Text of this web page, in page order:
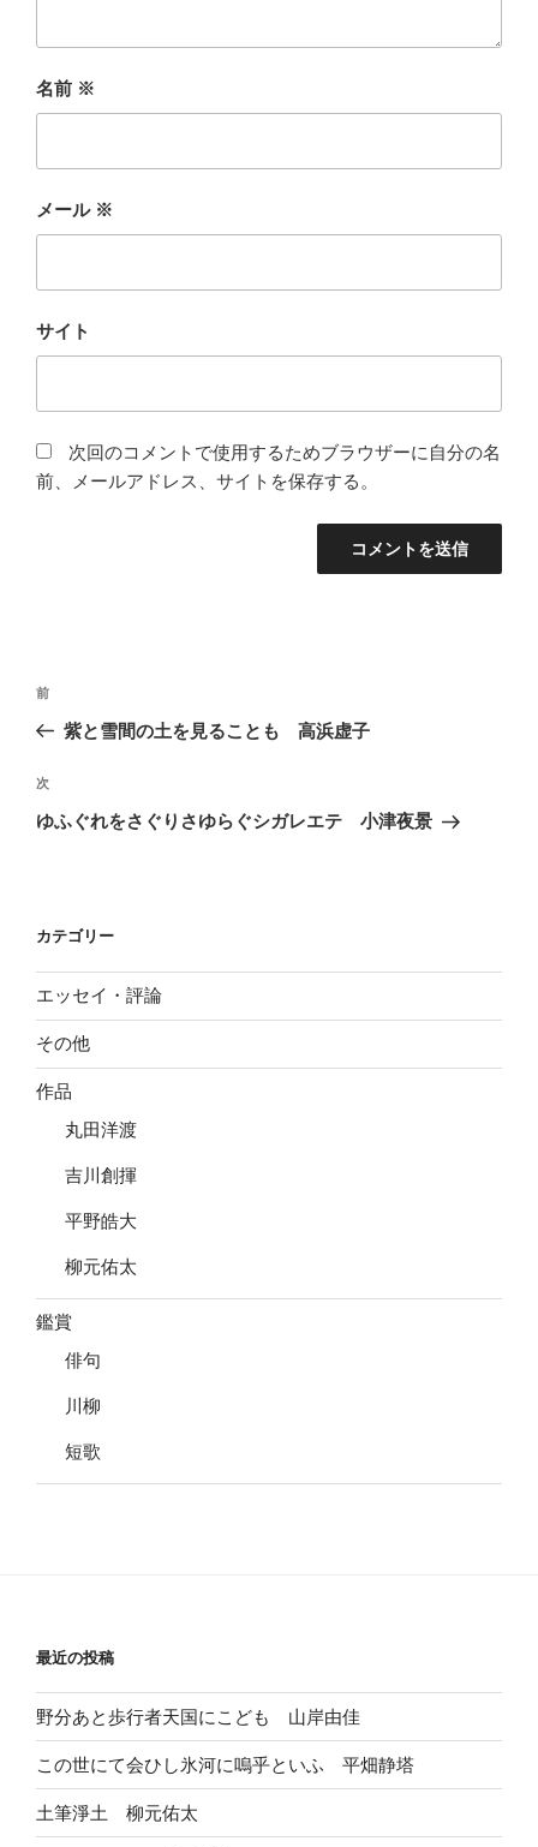
名前 ※
メール ※
サイト
次回のコメントで使用するためブラウザーに自分の名
前、メールアドレス、サイトを保存する。
投
ビ
ゲ
ン
前
の
稿
前
紫と雪間の土を見ることも 高浜虚子
次
の
次
ゆふぐれをさぐりさゆらぐシガレエテ 小津夜景
カテゴリー
エッセイ・評論
その他
作品
丸田洋渡
吉川創揮
平野皓大
柳元佑太
鑑賞
俳句
川柳
短歌
最近の投稿
野分あと歩行者天国にこども 山岸由佳
この世にて会ひし氷河に嗚乎といふ 平畑静塔
土筆淨土 柳元佑太